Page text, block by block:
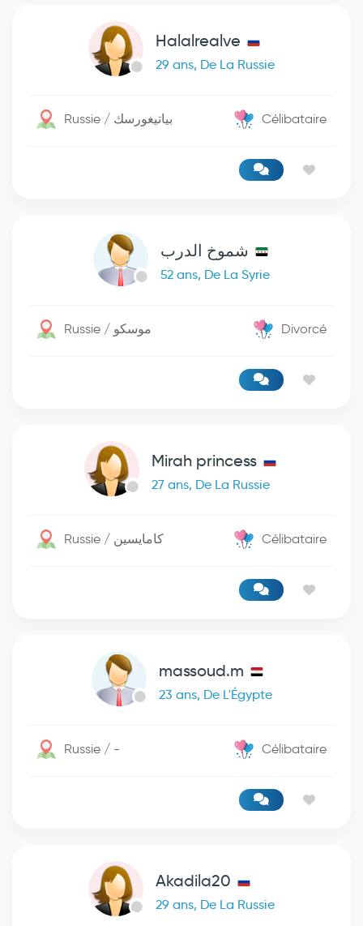
Halalrealve
29 ans, De La Russie
Russie / بياتيغورسك Célibataire
شموخ الدرب
52 ans, De La Syrie
Russie / موسكو Divorcé
Mirah princess
27 ans, De La Russie
Russie / كامايسين Célibataire
massoud.m
23 ans, De L'Égypte
Russie / - Célibataire
Akadila20
29 ans, De La Russie